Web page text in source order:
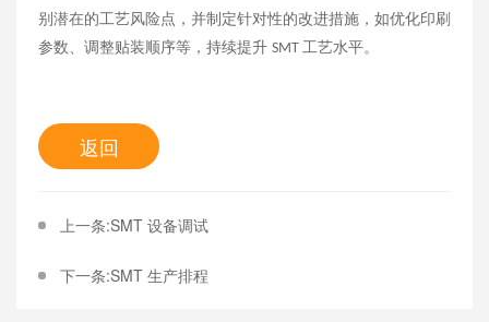
别潜在的工艺风险点，并制定针对性的改进措施，如优化印刷
参数、调整贴装顺序等，持续提升 SMT 工艺水平。
返回
上一条:SMT 设备调试
下一条:SMT 生产排程